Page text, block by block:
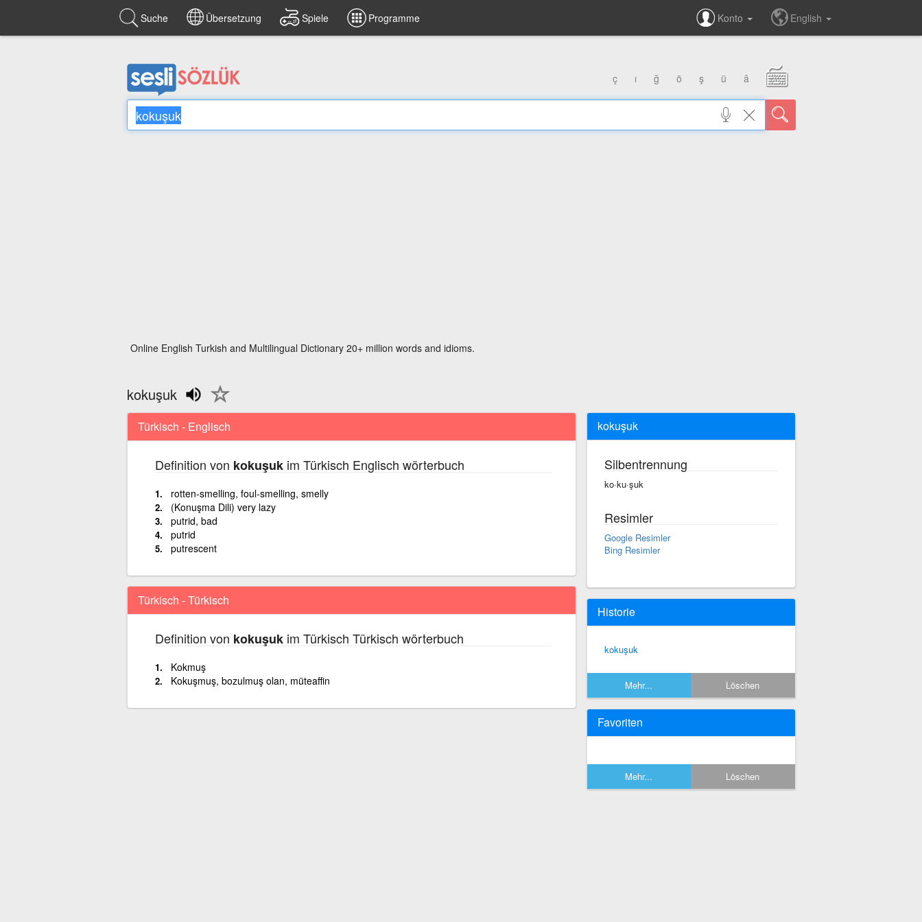
Suche Übersetzung Spiele Programme Konto English
ç ı ğ ö ş ü â
Online English Turkish and Multilingual Dictionary 20+ million words and idioms.
kokuşuk
Türkisch - Englisch
Definition von kokuşukim Türkisch Englisch wörterbuch
rotten-smelling, foul-smelling, smelly
(Konuşma Dili) very lazy
putrid, bad
putrid
putrescent
Türkisch - Türkisch
Definition von kokuşukim Türkisch Türkisch wörterbuch
Kokmuş
Kokuşmuş, bozulmuş olan, müteaffin
kokuşuk
Silbentrennung
ko·ku·şuk
Resimler
Google Resimler
Bing Resimler
Historie
kokuşuk
Mehr... Löschen
Favoriten
Mehr... Löschen